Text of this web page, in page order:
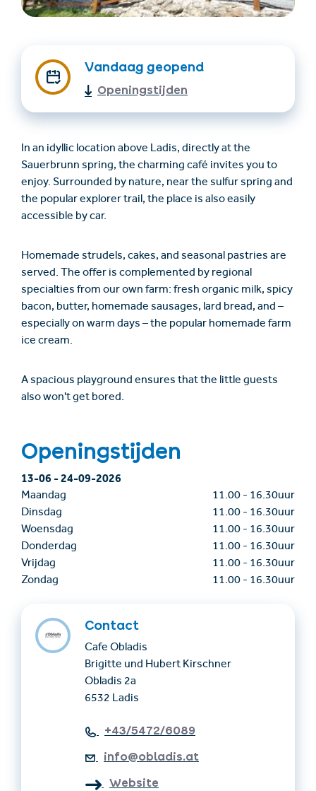
Accommodatie
vinden
Ticket- &
cadeaushop
+43/5476/6239
Vandaag geopend
Openingstijden
In an idyllic location above Ladis, directly at the
Sauerbrunn spring, the charming café invites you to
enjoy. Surrounded by nature, near the sulfur spring and
the popular explorer trail, the place is also easily
accessible by car.
Homemade strudels, cakes, and seasonal pastries are
served. The offer is complemented by regional
specialties from our own farm: fresh organic milk, spicy
bacon, butter, homemade sausages, lard bread, and –
especially on warm days – the popular homemade farm
ice cream.
A spacious playground ensures that the little guests
also won't get bored.
Openingstijden
13-06-24-09-2026
Maandag 11.00 - 16.30uur
Dinsdag
11.00 - 16.30uur
Woensdag
11.00 - 16.30uur
Donderdag
11.00 - 16.30uur
Vrijdag
11.00 - 16.30uur
Zondag
11.00 - 16.30uur
Contact
Cafe Obladis
Brigitte und Hubert Kirschner
Obladis 2a
6532 Ladis
+43/5472/6089
info@obladis.at
Website